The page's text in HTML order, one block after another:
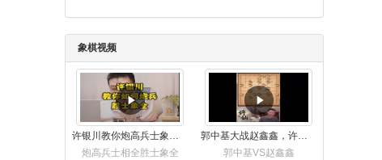
象棋视频
许银川教你炮高兵士象全如何赢士象全，简单四步即可
炮高兵士相全胜士象全
郭中基大战赵鑫鑫，许银川激情讲解
郭中基VS赵鑫鑫